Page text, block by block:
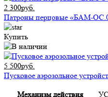
2 300руб.
Патроны перцовые «БАМ-
Купить
5 500руб.
Пусковое аэрозольное
Механизм действия